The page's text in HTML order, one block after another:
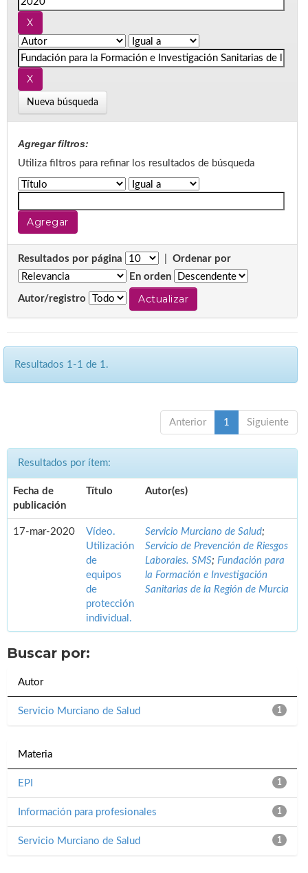
Nueva búsqueda
Agregar filtros:
Utiliza filtros para refinar los resultados de búsqueda
Resultados por página
Ordenar por
En orden
Autor/registro
Resultados 1-1 de 1.
Anterior 1 Siguiente
Resultados por ítem:
Fecha de
publicación
Título Autor(es)
17-mar-2020
Vídeo.
Utilización
de
equipos
de
protección
individual.
Servicio Murciano de Salud;
Servicio de Prevención de Riesgos
Laborales. SMS; Fundación para
la Formación e Investigación
Sanitarias de la Región de Murcia
Buscar por:
Autor
1
Servicio Murciano de Salud
Materia
1
EPI
1
Información para profesionales
1
Servicio Murciano de Salud